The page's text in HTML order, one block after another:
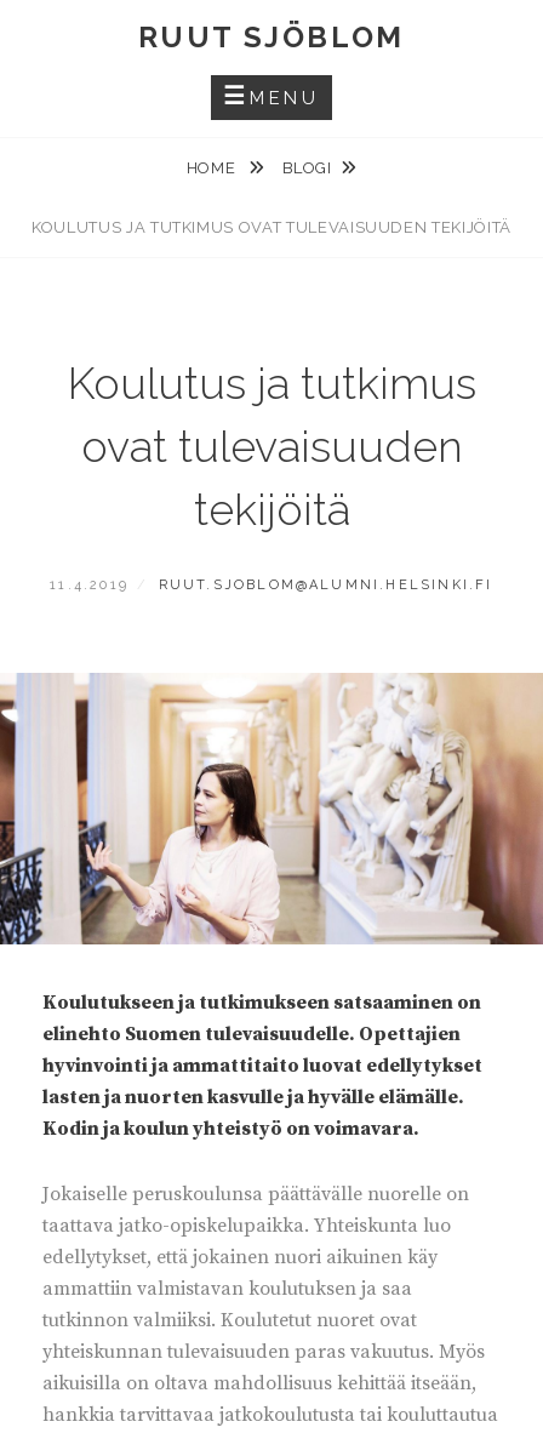
RUUT SJÖBLOM
MENU
HOME BLOGI
KOULUTUS JA TUTKIMUS OVAT TULEVAISUUDEN TEKIJÖITÄ
Koulutus ja tutkimus
ovat tulevaisuuden
tekijöitä
POSTED
11.4.2019 BY
RUUT.SJOBLOM@ALUMNI.HELSINKI.FI
Koulutukseen ja tutkimukseen satsaaminen on
elinehto Suomen tulevaisuudelle. Opettajien
hyvinvointi ja ammattitaito luovat edellytykset
lasten ja nuorten kasvulle ja hyvälle elämälle.
Kodin ja koulun yhteistyö on voimavara.
Jokaiselle peruskoulunsa päättävälle nuorelle on
taattava jatko-opiskelupaikka. Yhteiskunta luo
edellytykset, että jokainen nuori aikuinen käy
ammattiin valmistavan koulutuksen ja saa
tutkinnon valmiiksi. Koulutetut nuoret ovat
yhteiskunnan tulevaisuuden paras vakuutus. Myös
aikuisilla on oltava mahdollisuus kehittää itseään,
hankkia tarvittavaa jatkokoulutusta tai kouluttautua